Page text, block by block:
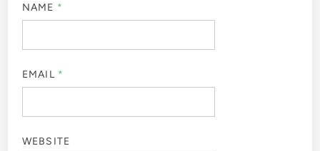
NAME *
EMAIL *
WEBSITE